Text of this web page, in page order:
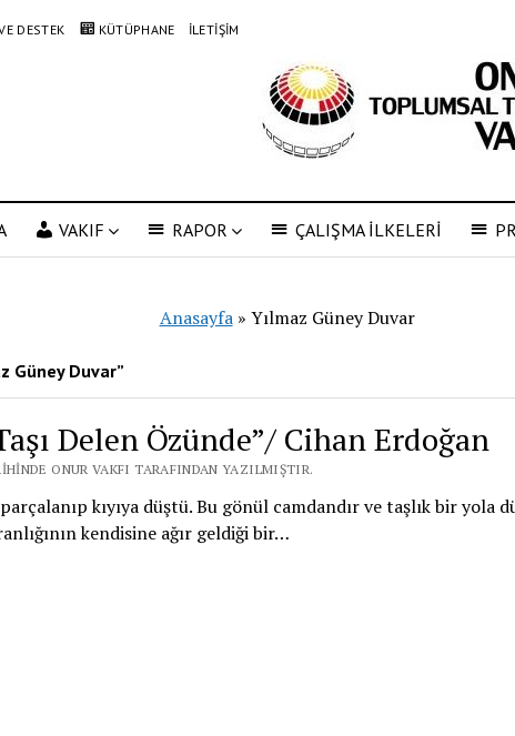
DESTEK KÜTÜPHANE İLETİŞİM
VAKIF RAPOR ÇALIŞMA İLKELERİ
Anasayfa» Yılmaz Güney Duvar
Güney Duvar”
Delen Özünde”/ Cihan Erdoğan
ONUR VAKFI TARAFINDAN YAZILMIŞTIR.
kıyıya düştü. Bu gönül camdandır ve taşlık bir yola
kendisine ağır geldiği bir…